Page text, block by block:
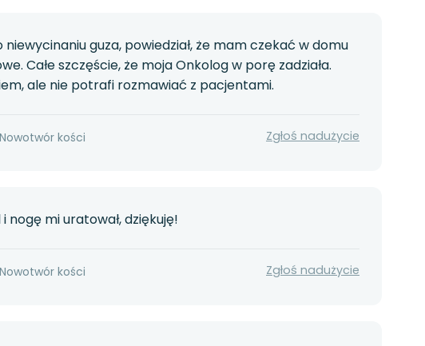
guza, powiedział, że mam czekać w domu
Całe szczęście, że moja Onkolog w porę zadziała.
ale nie potrafi rozmawiać z pacjentami.
kości Zgłoś nadużycie
nogę mi uratował, dziękuję!
kości Zgłoś nadużycie